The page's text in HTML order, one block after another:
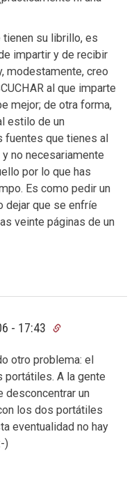
tienen su librillo, es
impartir y de recibir
modestamente, creo
al que imparte
mejor; de otra forma,
estilo de un
fuentes que tienes al
no necesariamente
por lo que has
Es como pedir un
dejar que se enfríe
veinte páginas de un
- 17:43
otro problema: el
portátiles. A la gente
desconcentrar un
los dos portátiles
eventualidad no hay
)